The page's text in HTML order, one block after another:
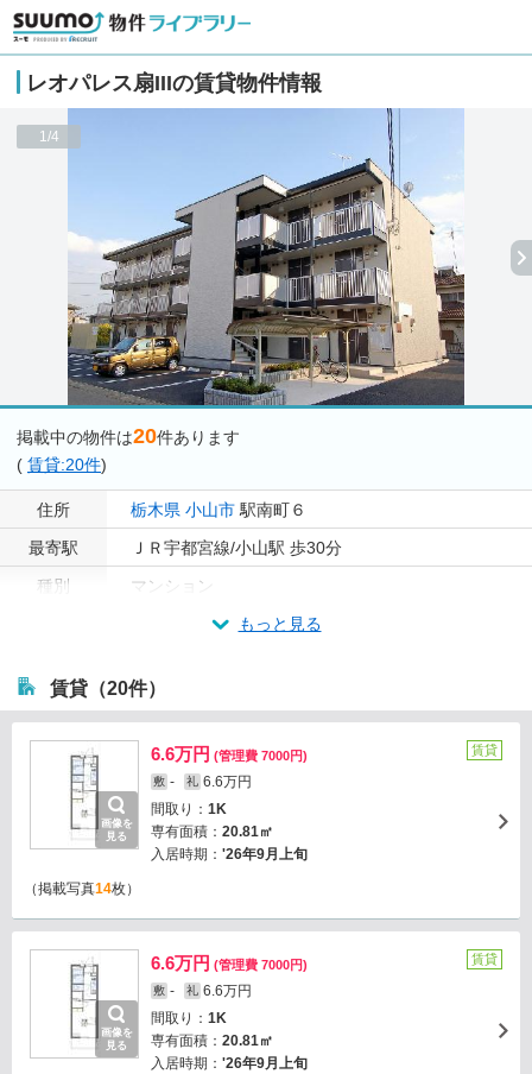
レオパレス扇IIIの賃貸物件情報
1/4
掲載中の物件は20件あります
( 賃貸:20件)
住所 栃木県 小山市 駅南町６
最寄駅
ＪＲ宇都宮線/小山駅 歩30分
種別
マンション
もっと見る
賃貸（20件）
画像を
見る
6.6万円 (管理費 7000円)
敷 - 礼 6.6万円
間取り： 1K
専有面積： 20.81㎡
入居時期： '26年9月上旬
賃貸
（掲載写真14枚）
画像を
見る
6.6万円 (管理費 7000円)
敷 - 礼 6.6万円
間取り： 1K
専有面積： 20.81㎡
入居時期： '26年9月上旬
賃貸